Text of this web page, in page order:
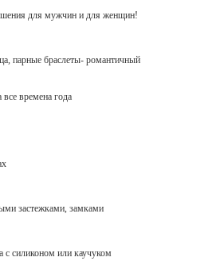
для мужчин и для женщин!
парные браслеты- романтичный
времена года
застежками, замками
с силиконом или каучуком